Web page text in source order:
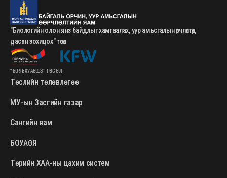
"Биологийн олон янз байдлыг хамгаалах, уур амьсгалын өөрчлөлтөд
дасан зохицох" төсөл
"БОЯБХУАӨДЗ" ТӨСӨЛ
Төслийн төлөвлөгөө
МУ-ын Засгийн газар
Сангийн яам
БОУАӨЯ
Төрийн ХАА-ны цахим систем